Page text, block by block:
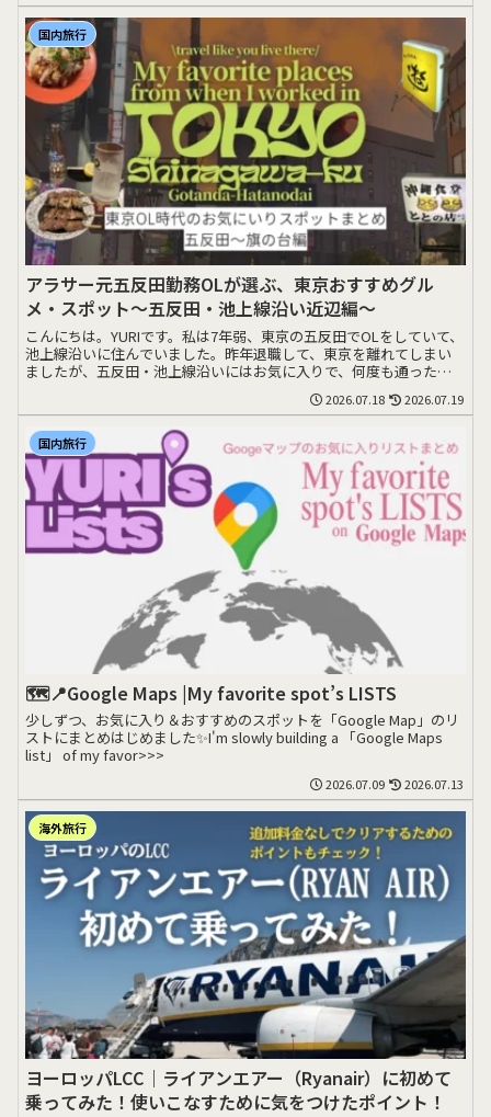
国内旅行
アラサー元五反田勤務OLが選ぶ、東京おすすめグル
メ・スポット〜五反田・池上線沿い近辺編〜
こんにちは。YURIです。私は7年弱、東京の五反田でOLをしていて、
池上線沿いに住んでいました。昨年退職して、東京を離れてしまい
ましたが、五反田・池上線沿いにはお気に入りで、何度も通ったお
2026.07.18 2026.07.19
国内旅行
🗺️📍Google Maps |My favorite spot’s LISTS
少しずつ、お気に入り＆おすすめのスポットを「Google Map」のリ
ストにまとめはじめました✨I'm slowly building a 「Google Maps
list」 of my favor>>>
2026.07.09 2026.07.13
海外旅行
ヨーロッパLCC｜ライアンエアー（Ryanair）に初めて
乗ってみた！使いこなすために気をつけたポイント！